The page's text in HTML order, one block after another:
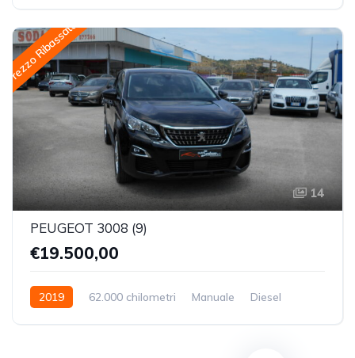
Prezzo Ribassato
14
PEUGEOT 3008 (9)
€19.500,00
2019 62.000 chilometri Manuale
Diesel